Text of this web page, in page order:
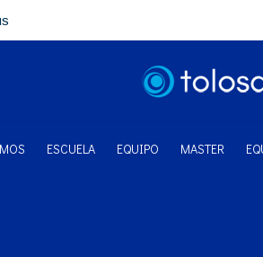
ESCUELA EQUIPO MASTER